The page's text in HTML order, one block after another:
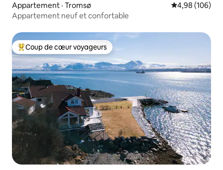
Appartement · Tromsø Note
4,98 (106)
Appartement neuf et confortable
Coup de cœur voyageurs parmi les plus aimés
Coup de cœur voyageurs